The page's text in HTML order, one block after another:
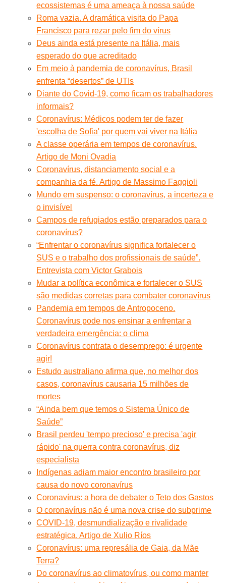
ecossistemas é uma ameaça à nossa saúde
Roma vazia. A dramática visita do Papa
Francisco para rezar pelo fim do vírus
Deus ainda está presente na Itália, mais
esperado do que acreditado
Em meio à pandemia de coronavírus, Brasil
enfrenta “desertos” de UTIs
Diante do Covid-19, como ficam os trabalhadores
informais?
Coronavírus: Médicos podem ter de fazer
'escolha de Sofia' por quem vai viver na Itália
A classe operária em tempos de coronavírus.
Artigo de Moni Ovadia
Coronavírus, distanciamento social e a
companhia da fé. Artigo de Massimo Faggioli
Mundo em suspenso: o coronavírus, a incerteza e
o invisível
Campos de refugiados estão preparados para o
coronavírus?
“Enfrentar o coronavírus significa fortalecer o
SUS e o trabalho dos profissionais de saúde”.
Entrevista com Victor Grabois
Mudar a política econômica e fortalecer o SUS
são medidas corretas para combater coronavírus
Pandemia em tempos de Antropoceno.
Coronavírus pode nos ensinar a enfrentar a
verdadeira emergência: o clima
Coronavírus contrata o desemprego: é urgente
agir!
Estudo australiano afirma que, no melhor dos
casos, coronavírus causaria 15 milhões de
mortes
“Ainda bem que temos o Sistema Único de
Saúde”
Brasil perdeu 'tempo precioso' e precisa 'agir
rápido' na guerra contra coronavírus, diz
especialista
Indígenas adiam maior encontro brasileiro por
causa do novo coronavírus
Coronavírus: a hora de debater o Teto dos Gastos
O coronavírus não é uma nova crise do subprime
COVID-19, desmundialização e rivalidade
estratégica. Artigo de Xulio Ríos
Coronavírus: uma represália de Gaia, da Mãe
Terra?
Do coronavírus ao climatovírus, ou como manter